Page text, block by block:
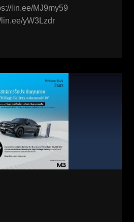
lin.ee/MJ9my59
lin.ee/yW3Lzdr